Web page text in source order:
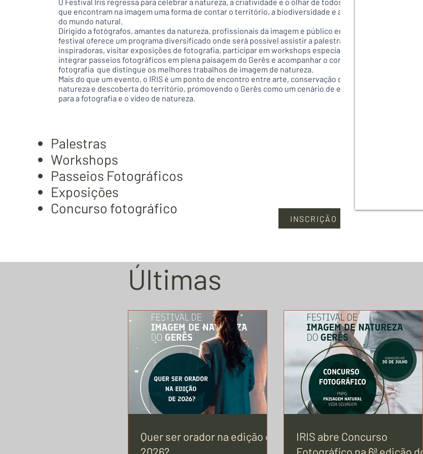
que encontram na imagem uma forma de contar o território, a biodiversidade e a emoção
do mundo natural.
Dirigido a fotógrafos, amantes da natureza, profissionais da imagem e público em geral, o
festival oferece um programa diversificado onde será possível assistir a palestras
inspiradoras, visitar exposições de fotografia, participar em workshops especializados,
integrar passeios fotográficos em plena paisagem do Gerês e acompanhar o concurso de
fotografia que distingue os melhores trabalhos de imagem de natureza.
Mais do que um evento, o IRIS é um ponto de encontro entre arte, conservação da
natureza e descoberta do território, promovendo o Gerês como um cenário de excelência
para a fotografia e o vídeo de natureza.
Palestras
Workshops
Passeios Fotográficos
Exposições
Concurso fotográfico
INSCRIÇÃO
Últimas
Quer ser orador na edição de
IRIS abre Concurso